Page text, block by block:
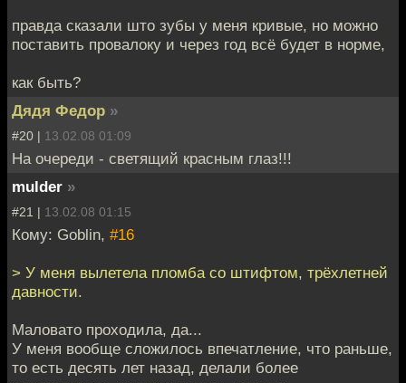
правда сказали што зубы у меня кривые, но можно
поставить провалоку и через год всё будет в норме,
как быть?
Дядя Федор »
#20 | 13.02.08 01:09
На очереди - светящий красным глаз!!!
mulder »
#21 | 13.02.08 01:15
Кому: Goblin, #16
> У меня вылетела пломба со штифтом, трёхлетней
давности.
Маловато проходила, да...
У меня вообще сложилось впечатление, что раньше,
то есть десять лет назад, делали более